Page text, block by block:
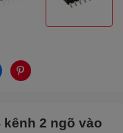
kênh 2 ngõ vào